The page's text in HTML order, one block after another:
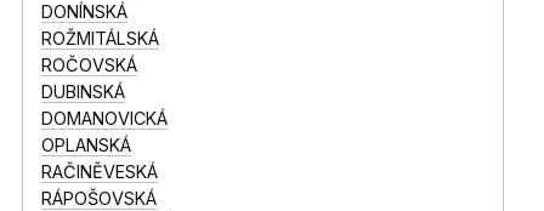
DONÍNSKÁ
ROŽMITÁLSKÁ
ROČOVSKÁ
DUBINSKÁ
DOMANOVICKÁ
OPLANSKÁ
RAČINĚVESKÁ
RÁPOŠOVSKÁ